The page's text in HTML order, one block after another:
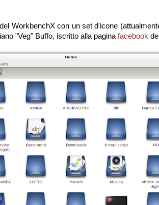
WorkbenchX con un set d'icone
"Veg" Buffo, iscritto alla pagina facebook